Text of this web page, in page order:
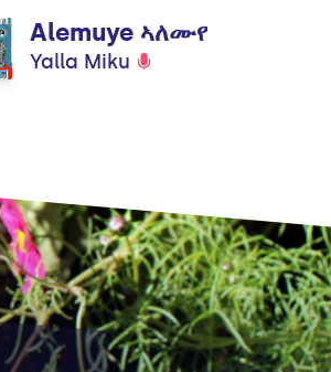
Alemuye ኣለሙየ
Yalla Miku